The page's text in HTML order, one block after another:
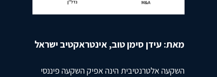
מאת: עידן סימן טוב, אינטראקטיב ישראל
השקעה אלטרנטיבית הינה אפיק השקעה פיננסי